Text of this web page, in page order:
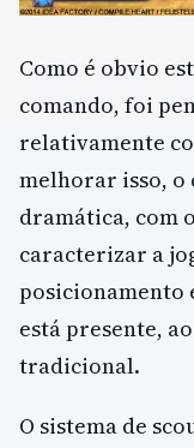
Como é obvio
comando, foi
relativamente
melhorar isso, o
dramática, com
caracterizar a
posicionamento
está presente,
tradicional.
O sistema de